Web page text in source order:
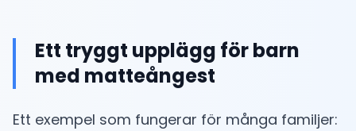
Ett tryggt upplägg för barn
med matteångest
Ett exempel som fungerar för många familjer: